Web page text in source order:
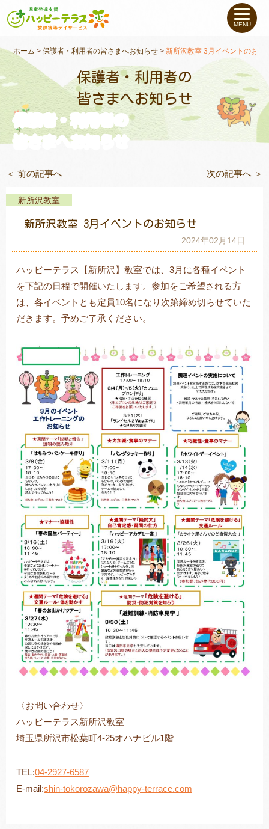
私たちについて
未就学のお子さま（０〜６才）
小学生〜高校生の お子さま
支援事例
教室一覧
トレキング
MENU
ホーム >保護者・利用者の皆さまへお知らせ >新所沢教室 3月イベントのお知
保護者・利用者の
皆さまへお知らせ
保護者・利用者の
皆さまへお知らせ
＜ 前の記事へ 次の記事へ ＞
新所沢教室
新所沢教室 3月イベントのお知らせ
2024年02月14日
ハッピーテラス【新所沢】教室では、3月に各種イベント
を下記の日程で開催いたします。参加をご希望される方
は、各イベントとも定員10名になり次第締め切らせていた
だきます。予めご了承ください。
〈お問い合わせ〉
ハッピーテラス新所沢教室
埼玉県所沢市松葉町4-25オハナビル1階
TEL:04-2927-6587
E-mail:shin-tokorozawa@happy-terrace.com